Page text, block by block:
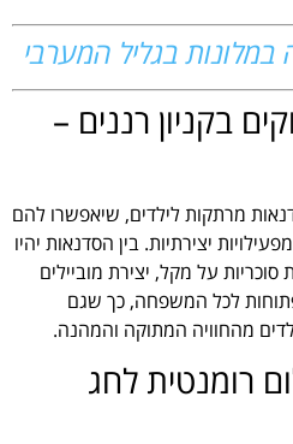
בגליל המערבי
בקניון רננים –
מרתקות לילדים, שיאפשרו להם
יצירתיות. בין הסדנאות יהיו
על מקל, יצירת מוביילים
פתוחות לכל המשפחה, כך שגם
מהחוויה המתוקה והמהנה.
רומנטית לחג